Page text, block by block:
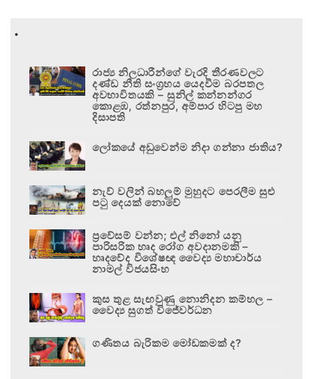
.
රාජ්‍ය නිලධාරීන්ගේ වැරදි තීරණවලට
දණ්ඩ නීති සංග්‍රහය යෙදවීම බරපතල
අවභාවිතයකි – සුනිල් කන්නන්ගර
කොළඹ, රත්නපුර, අම්පාර හිටපු මහ
දිසාපති
ලෝකයේ අඩුවෙන්ම නිදා ගන්නා ජාතිය?
නැව් වලින් බහලුම් මුහුදට පෙරලීම සුළු
පටු දෙයක් නොවේ
ප්‍රවේසම් වන්න; එල් නිනෝ යනු
පාරිසරික හෘද රෝග අවදානමකි –
හෘදවේද විශේෂඥ වෛද්‍ය මහාචාර්ය
නාමල් විජයසිංහ
කුස තුළ සැඟවුණු නොනිදන කම්හල –
වෛද්‍ය සුගත් විජේවර්ධන
ගණිතය බැරිකම මෝඩකමක් ද?